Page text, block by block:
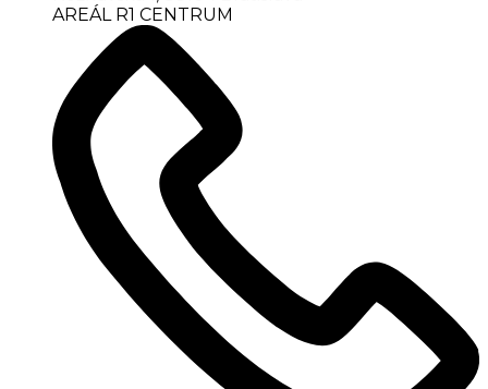
AREÁL R1 CENTRUM